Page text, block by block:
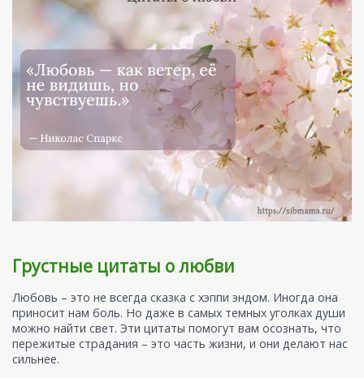
Грустные цитаты о любви
Любовь – это не всегда сказка с хэппи эндом. Иногда она
приносит нам боль. Но даже в самых темных уголках души
можно найти свет. Эти цитаты помогут вам осознать, что
пережитые страдания – это часть жизни, и они делают нас
сильнее.